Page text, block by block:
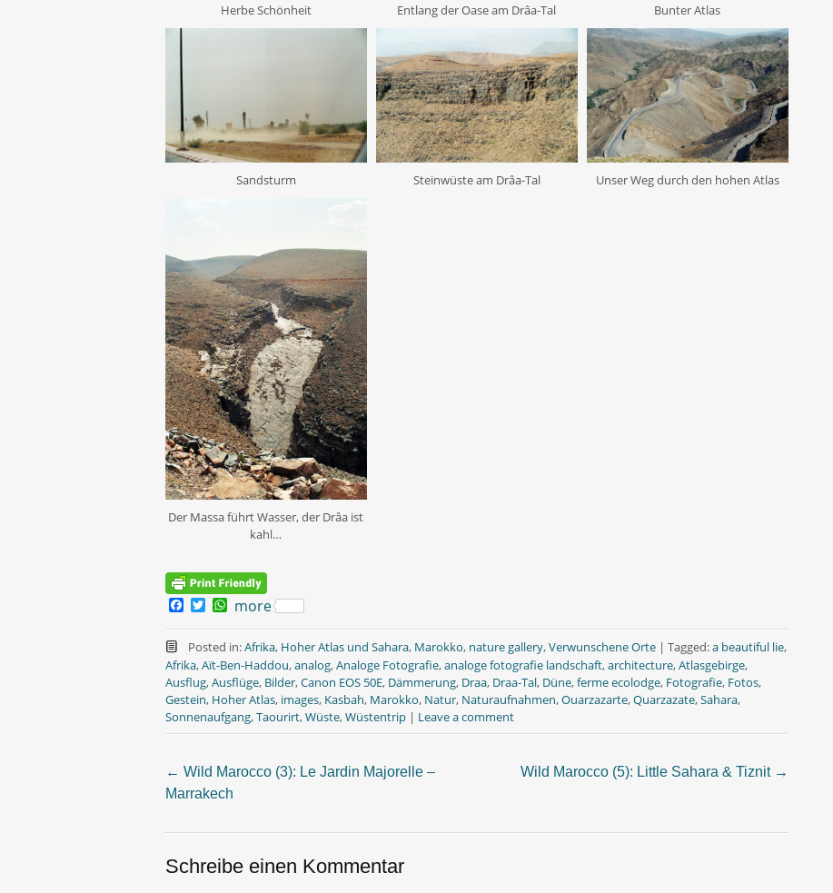
Herbe Schönheit Entlang der Oase am Drâa-Tal Bunter Atlas
Sandsturm Steinwüste am Drâa-Tal Unser Weg durch den hohen Atlas
Der Massa führt Wasser, der Drâa ist
kahl…
a
c
e
b
o
o
k
T
w
i
t
t
e
r
W
a
t
s
A
p
p
more
Posted in:Afrika, Hoher Atlas und Sahara, Marokko, nature gallery,Verwunschene Orte | Tagged:a beautiful lie,
Afrika,Aït-Ben-Haddou,analog,Analoge Fotografie,analoge fotografie landschaft,architecture,Atlasgebirge,
Ausflug,Ausflüge, Bilder,Canon EOS 50E, Dämmerung, Draa, Draa-Tal, Düne,ferme ecolodge, Fotografie, Fotos,
Gestein, Hoher Atlas, images, Kasbah, Marokko, Natur, Naturaufnahmen,Ouarzazarte,Quarzazate,Sahara,
Sonnenaufgang,Taourirt,Wüste,Wüstentrip | Leave a comment
Post
navigation
← Wild Marocco (3): Le Jardin Majorelle –
Marrakech
Wild Marocco (5): Little Sahara & Tiznit →
Schreibe einen Kommentar